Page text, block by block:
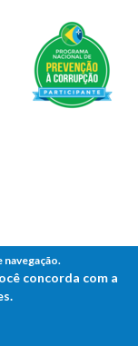
navegação.
concorda com a